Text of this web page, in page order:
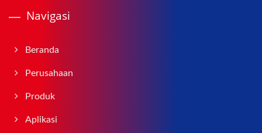
Navigasi
Beranda
Perusahaan
Produk
Aplikasi